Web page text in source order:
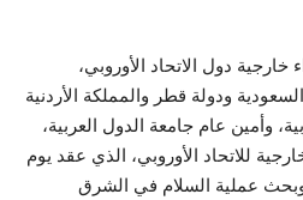
دول الاتحاد ‏الأوروبي،
ودولة ‏قطر والمملكة الأردنية
‏وأمين عام جامعة الدول العربية،
للاتحاد الأوروبي، الذي عقد يوم
عملية السلام في الشرق